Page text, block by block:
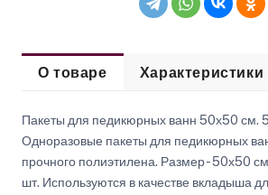
О товаре Характеристики
Пакеты для педикюрных ванн 50х50 см.
Одноразовые пакеты для педикюрных
прочного полиэтилена. Размер - 50х50
шт. Используются в качестве вкладыша